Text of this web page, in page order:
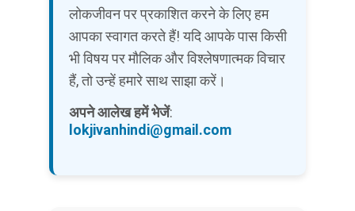
लोकजीवन पर प्रकाशित करने के लिए हम
आपका स्वागत करते हैं! यदि आपके पास किसी
भी विषय पर मौलिक और विश्लेषणात्मक विचार
हैं, तो उन्हें हमारे साथ साझा करें।
अपने आलेख हमें भेजें:
lokjivanhindi@gmail.com